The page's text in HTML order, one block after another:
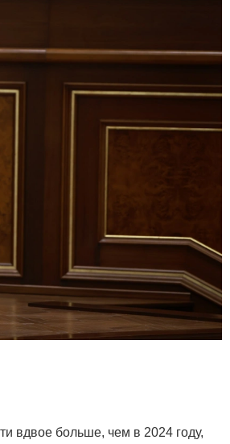
вдвое больше, чем в 2024 году,